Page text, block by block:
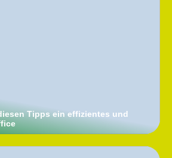
Tipps ein effizientes und